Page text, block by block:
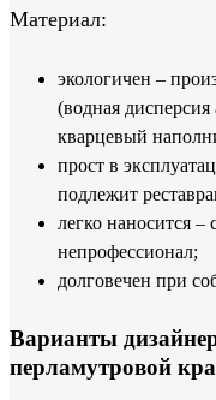
Материал:
экологичен –
(водная
кварцевый
прост в
подлежит
легко наносится
непрофессионал;
долговечен при
Варианты
перламутровой